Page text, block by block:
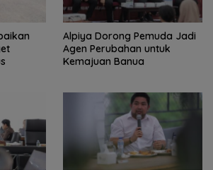
‎Alpiya Dorong Pemuda Jadi
Agen Perubahan untuk
Kemajuan Banua ‎